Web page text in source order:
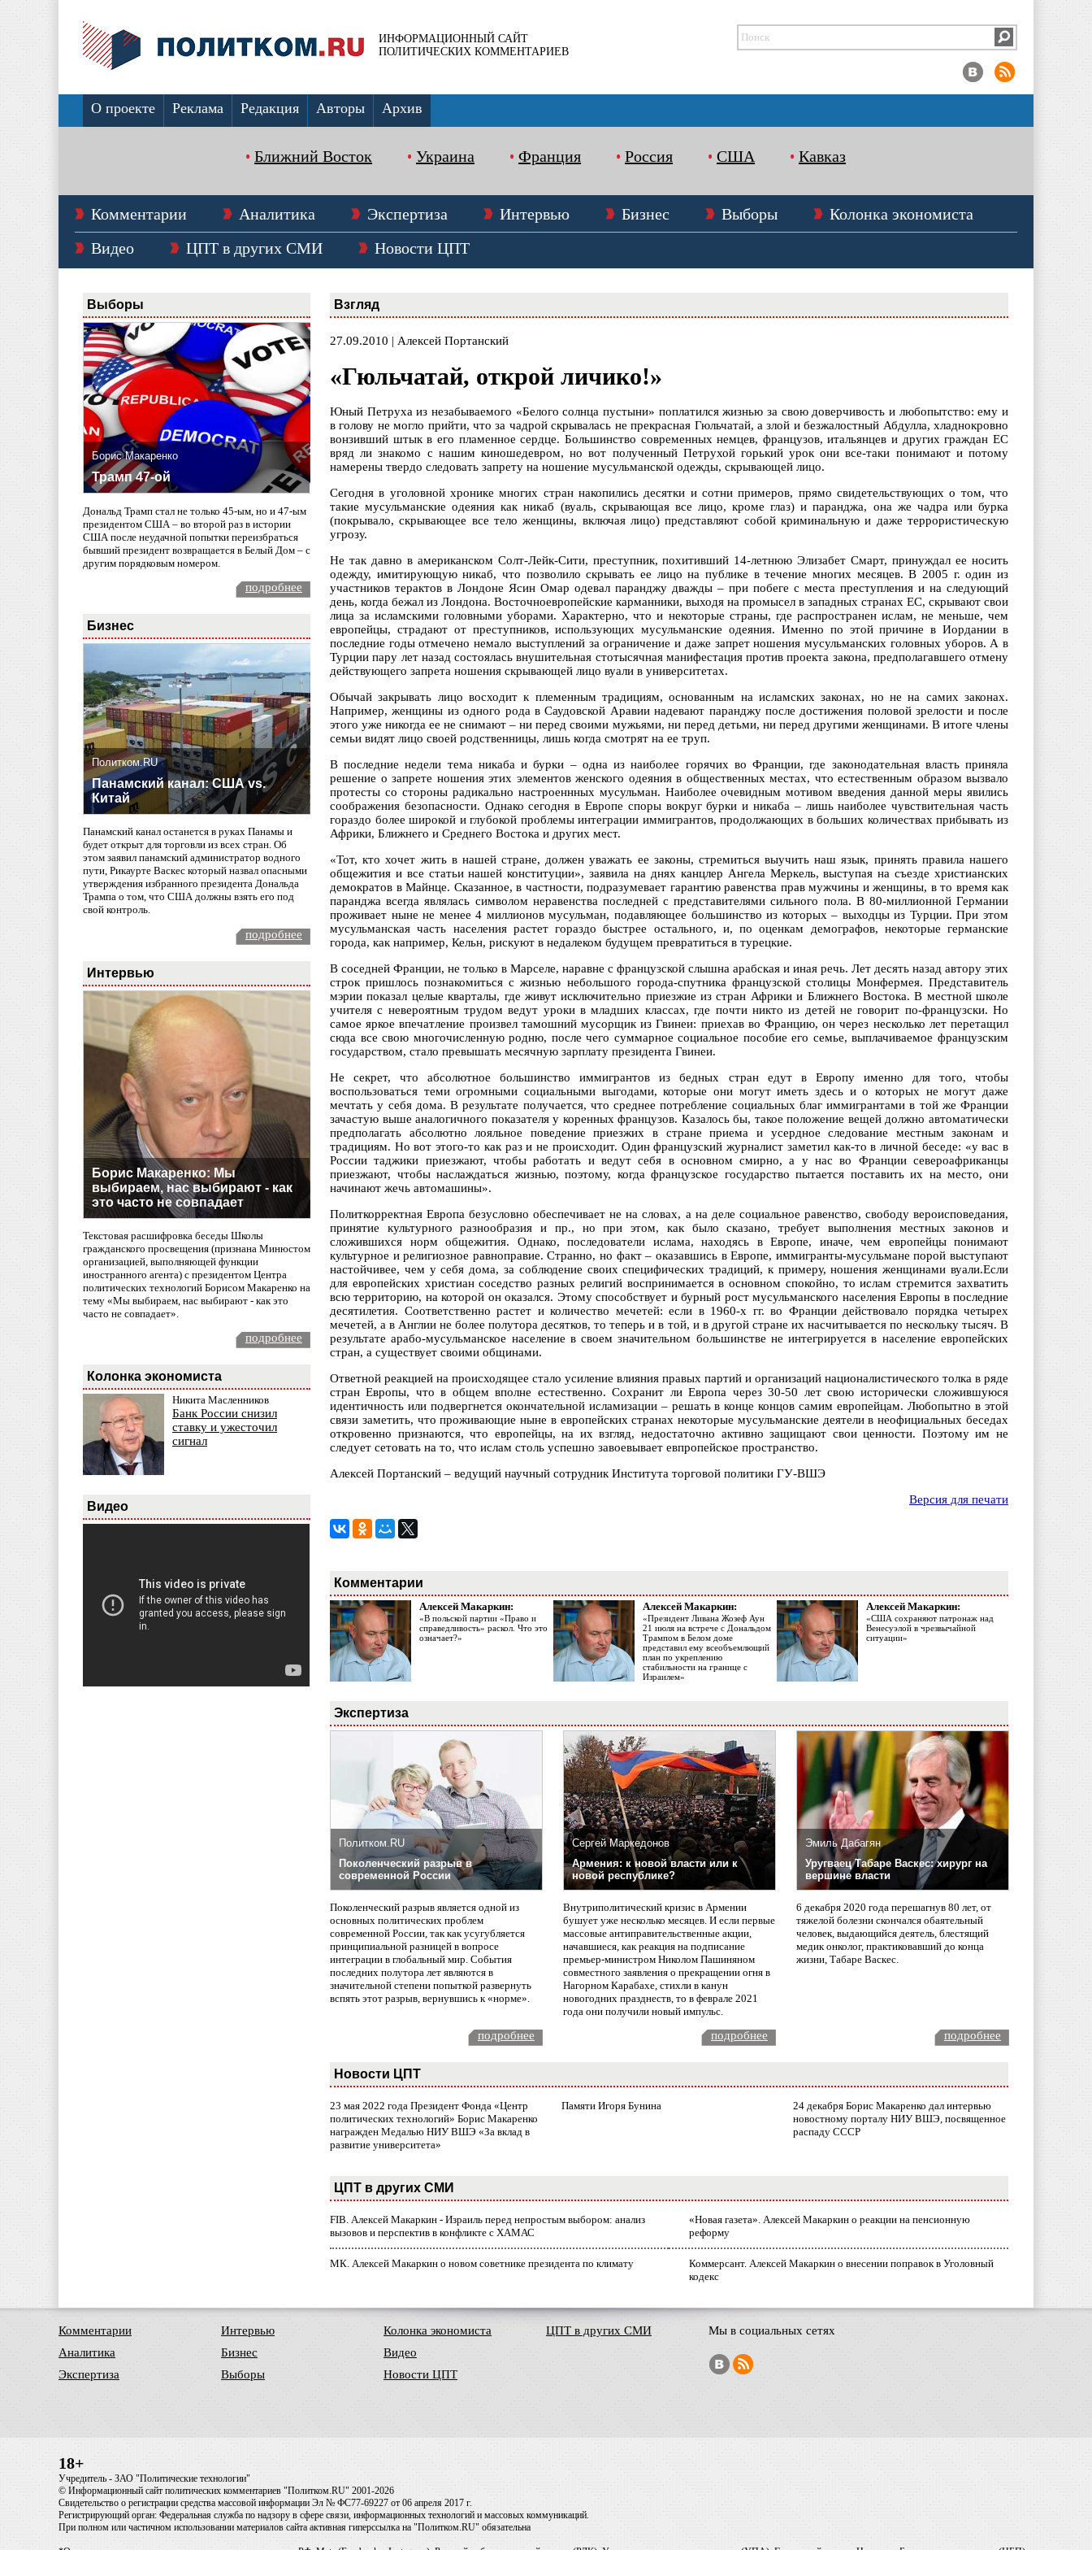
ИНФОРМАЦИОННЫЙ САЙТ
ПОЛИТИЧЕСКИХ КОММЕНТАРИЕВ
О проекте Реклама Редакция Авторы Архив
Ближний Восток Украина Франция Россия США Кавказ
Комментарии Аналитика Экспертиза Интервью Бизнес Выборы
Колонка экономиста
Видео
ЦПТ в других СМИ Новости ЦПТ
Выборы
Борис Макаренко
Трамп 47-ой
Дональд Трамп стал не только 45-ым, но и 47-ым
президентом США – во второй раз в истории
США после неудачной попытки переизбраться
бывший президент возвращается в Белый Дом – с
другим порядковым номером.
подробнее
Бизнес
Политком.RU
Панамский канал: США vs.
Китай
Панамский канал останется в руках Панамы и
будет открыт для торговли из всех стран. Об
этом заявил панамский администратор водного
пути, Рикаурте Васкес который назвал опасными
утверждения избранного президента Дональда
Трампа о том, что США должны взять его под
свой контроль.
подробнее
Интервью
Борис Макаренко: Мы
выбираем, нас выбирают - как
это часто не совпадает
Текстовая расшифровка беседы Школы
гражданского просвещения (признана Минюстом
организацией, выполняющей функции
иностранного агента) с президентом Центра
политических технологий Борисом Макаренко на
тему «Мы выбираем, нас выбирают - как это
часто не совпадает».
подробнее
Колонка экономиста
Никита Масленников
Банк России снизил
ставку и ужесточил
сигнал
Видео
Взгляд
27.09.2010 | Алексей Портанский
«Гюльчатай, открой личико!»
Юный Петруха из незабываемого «Белого солнца пустыни» поплатился жизнью за свою доверчивость и любопытство: ему и
в голову не могло прийти, что за чадрой скрывалась не прекрасная Гюльчатай, а злой и безжалостный Абдулла, хладнокровно
вонзивший штык в его пламенное сердце. Большинство современных немцев, французов, итальянцев и других граждан ЕС
вряд ли знакомо с нашим киношедевром, но вот полученный Петрухой горький урок они все-таки понимают и потому
намерены твердо следовать запрету на ношение мусульманской одежды, скрывающей лицо.
Сегодня в уголовной хронике многих стран накопились десятки и сотни примеров, прямо свидетельствующих о том, что
такие мусульманские одеяния как никаб (вуаль, скрывающая все лицо, кроме глаз) и паранджа, она же чадра или бурка
(покрывало, скрывающее все тело женщины, включая лицо) представляют собой криминальную и даже террористическую
угрозу.
Не так давно в американском Солт-Лейк-Сити, преступник, похитивший 14-летнюю Элизабет Смарт, принуждал ее носить
одежду, имитирующую никаб, что позволило скрывать ее лицо на публике в течение многих месяцев. В 2005 г. один из
участников терактов в Лондоне Ясин Омар одевал паранджу дважды – при побеге с места преступления и на следующий
день, когда бежал из Лондона. Восточноевропейские карманники, выходя на промысел в западных странах ЕС, скрывают свои
лица за исламскими головными уборами. Характерно, что и некоторые страны, где распространен ислам, не меньше, чем
европейцы, страдают от преступников, использующих мусульманские одеяния. Именно по этой причине в Иордании в
последние годы отмечено немало выступлений за ограничение и даже запрет ношения мусульманских головных уборов. А в
Турции пару лет назад состоялась внушительная стотысячная манифестация против проекта закона, предполагавшего отмену
действующего запрета ношения скрывающей лицо вуали в университетах.
Обычай закрывать лицо восходит к племенным традициям, основанным на исламских законах, но не на самих законах.
Например, женщины из одного рода в Саудовской Аравии надевают паранджу после достижения половой зрелости и после
этого уже никогда ее не снимают – ни перед своими мужьями, ни перед детьми, ни перед другими женщинами. В итоге члены
семьи видят лицо своей родственницы, лишь когда смотрят на ее труп.
В последние недели тема никаба и бурки – одна из наиболее горячих во Франции, где законодательная власть приняла
решение о запрете ношения этих элементов женского одеяния в общественных местах, что естественным образом вызвало
протесты со стороны радикально настроеннных мусульман. Наиболее очевидным мотивом введения данной меры явились
соображения безопасности. Однако сегодня в Европе споры вокруг бурки и никаба – лишь наиболее чувствительная часть
гораздо более широкой и глубокой проблемы интеграции иммигрантов, продолжающих в больших количествах прибывать из
Африки, Ближнего и Среднего Востока и других мест.
«Тот, кто хочет жить в нашей стране, должен уважать ее законы, стремиться выучить наш язык, принять правила нашего
общежития и все статьи нашей конституции», заявила на днях канцлер Ангела Меркель, выступая на съезде христианских
демократов в Майнце. Сказанное, в частности, подразумевает гарантию равенства прав мужчины и женщины, в то время как
паранджа всегда являлась символом неравенства последней с представителями сильного пола. В 80-миллионной Германии
проживает ныне не менее 4 миллионов мусульман, подавляющее большинство из которых – выходцы из Турции. При этом
мусульманская часть населения растет гораздо быстрее остального, и, по оценкам демографов, некоторые германские
города, как например, Кельн, рискуют в недалеком будущем превратиться в турецкие.
В соседней Франции, не только в Марселе, наравне с французской слышна арабская и иная речь. Лет десять назад автору этих
строк пришлось познакомиться с жизнью небольшого города-спутника французской столицы Монфермея. Представитель
мэрии показал целые кварталы, где живут исключительно приезжие из стран Африки и Ближнего Востока. В местной школе
учителя с невероятным трудом ведут уроки в младших классах, где почти никто из детей не говорит по-французски. Но
самое яркое впечатление произвел тамошний мусорщик из Гвинеи: приехав во Францию, он через несколько лет перетащил
сюда все свою многочисленную родню, после чего суммарное социальное пособие его семье, выплачиваемое французским
государством, стало превышать месячную зарплату президента Гвинеи.
Не секрет, что абсолютное большинство иммигрантов из бедных стран едут в Европу именно для того, чтобы
воспользоваться теми огромными социальными выгодами, которые они могут иметь здесь и о которых не могут даже
мечтать у себя дома. В результате получается, что среднее потребление социальных благ иммигрантами в той же Франции
зачастую выше аналогичного показателя у коренных французов. Казалось бы, такое положение вещей должно автоматически
предполагать абсолютно лояльное поведение приезжих в стране приема и усердное следование местным законам и
традициям. Но вот этого-то как раз и не происходит. Один французский журналист заметил как-то в личной беседе: «у вас в
России таджики приезжают, чтобы работать и ведут себя в основном смирно, а у нас во Франции североафриканцы
приезжают, чтобы наслаждаться жизнью, поэтому, когда французское государство пытается поставить их на место, они
начинают жечь автомашины».
Политкорректная Европа безусловно обеспечивает не на словах, а на деле социальное равенство, свободу вероисповедания,
принятие культурного разнообразия и пр., но при этом, как было сказано, требует выполнения местных законов и
сложившихся норм общежития. Однако, последователи ислама, находясь в Европе, иначе, чем европейцы понимают
культурное и религиозное равноправие. Странно, но факт – оказавшись в Европе, иммигранты-мусульмане порой выступают
настойчивее, чем у себя дома, за соблюдение своих специфических традиций, к примеру, ношения женщинами вуали.Если
для европейских христиан соседство разных религий воспринимается в основном спокойно, то ислам стремится захватить
всю территорию, на которой он оказался. Этому способствует и бурный рост мусульманского населения Европы в последние
десятилетия. Соответственно растет и количество мечетей: если в 1960-х гг. во Франции действовало порядка четырех
мечетей, а в Англии не более полутора десятков, то теперь и в той, и в другой стране их насчитывается по нескольку тысяч. В
результате арабо-мусульманское население в своем значительном большинстве не интегрируется в население европейских
стран, а существует своими общинами.
Ответной реакцией на происходящее стало усиление влияния правых партий и организаций националистического толка в ряде
стран Европы, что в общем вполне естественно. Сохранит ли Европа через 30-50 лет свою исторически сложившуюся
идентичность или подвергнется окончательной исламизации – решать в конце концов самим европейцам. Любопытно в этой
связи заметить, что проживающие ныне в европейских странах некоторые мусульманские деятели в неофициальных беседах
откровенно признаются, что европейцы, на их взгляд, недостаточно активно защищают свои ценности. Поэтому им не
следует сетовать на то, что ислам столь успешно завоевывает евпропейское пространство.
Алексей Портанский – ведущий научный сотрудник Института торговой политики ГУ-ВШЭ
Версия для печати
Комментарии
Алексей Макаркин:
«В польской партии «Право и
справедливость» раскол. Что это
означает?»
Алексей Макаркин:
«Президент Ливана Жозеф Аун
21 июля на встрече с Дональдом
Трампом в Белом доме
представил ему всеобъемлющий
план по укреплению
стабильности на границе с
Израилем»
Алексей Макаркин:
«США сохраняют патронаж над
Венесуэлой в чрезвычайной
ситуации»
Экспертиза
Политком.RU
Поколенческий разрыв в
современной России
Поколенческий разрыв является одной из
основных политических проблем
современной России, так как усугубляется
принципиальной разницей в вопросе
интеграции в глобальный мир. События
последних полутора лет являются в
значительной степени попыткой развернуть
вспять этот разрыв, вернувшись к «норме».
Сергей Маркедонов
Армения: к новой власти или к
новой республике?
Внутриполитический кризис в Армении
бушует уже несколько месяцев. И если первые
массовые антиправительственные акции,
начавшиеся, как реакция на подписание
премьер-министром Николом Пашиняном
совместного заявления о прекращении огня в
Нагорном Карабахе, стихли в канун
новогодних празднеств, то в феврале 2021
года они получили новый импульс.
Эмиль Дабагян
Уругваец Табаре Васкес: хирург на
вершине власти
6 декабря 2020 года перешагнув 80 лет, от
тяжелой болезни скончался обаятельный
человек, выдающийся деятель, блестящий
медик онколог, практиковавший до конца
жизни, Табаре Васкес.
подробнее подробнее подробнее
Новости ЦПТ
23 мая 2022 года Президент Фонда «Центр
политических технологий» Борис Макаренко
награжден Медалью НИУ ВШЭ «За вклад в
развитие университета»
Памяти Игоря Бунина
24 декабря Борис Макаренко дал интервью
новостному порталу НИУ ВШЭ, посвященное
распаду СССР
ЦПТ в других СМИ
FIB. Алексей Макаркин - Израиль перед непростым выбором: анализ
вызовов и перспектив в конфликте с ХАМАС
«Новая газета». Алексей Макаркин о реакции на пенсионную
реформу
МК. Алексей Макаркин о новом советнике президента по климату
Коммерсант. Алексей Макаркин о внесении поправок в Уголовный
кодекс
Комментарии
Аналитика
Экспертиза
Интервью
Бизнес
Выборы
Колонка экономиста
Видео
Новости ЦПТ
ЦПТ в других СМИ Мы в социальных сетях
18+
Учредитель - ЗАО "Политические технологии"
© Информационный сайт политических комментариев "Политком.RU" 2001-2026
Свидетельство о регистрации средства массовой информации Эл № ФС77-69227 от 06 апреля 2017 г.
Регистрирующий орган: Федеральная служба по надзору в сфере связи, информационных технологий и массовых коммуникаций.
При полном или частичном использовании материалов сайта активная гиперссылка на "Политком.RU" обязательна